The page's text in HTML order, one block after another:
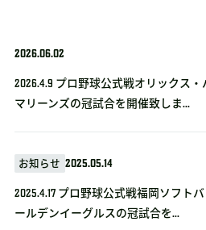
2026.06.02
2026.4.9 プロ野球公式戦オリックス
マリーンズの冠試合を開催致しま...
お知らせ 2025.05.14
2025.4.17 プロ野球公式戦福岡ソフト
ールデンイーグルスの冠試合を...